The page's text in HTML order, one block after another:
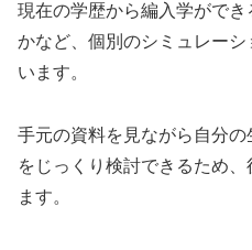
現在の学歴から編入学がで
かなど、個別のシミュレー
います。
手元の資料を見ながら自分
をじっくり検討できるため
ます。